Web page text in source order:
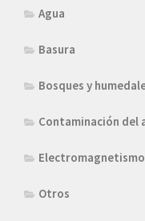
Agua
Basura
Bosques y
Contaminación del
Electromagnetismo
Otros